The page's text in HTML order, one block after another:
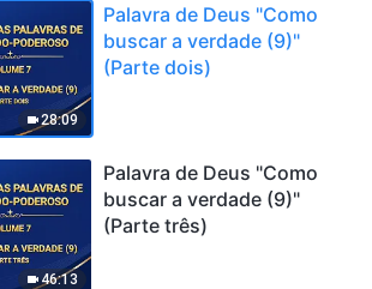
28:09
Palavra de Deus "Como
buscar a verdade (9)"
(Parte dois)
46:13
Palavra de Deus "Como
buscar a verdade (9)"
(Parte três)